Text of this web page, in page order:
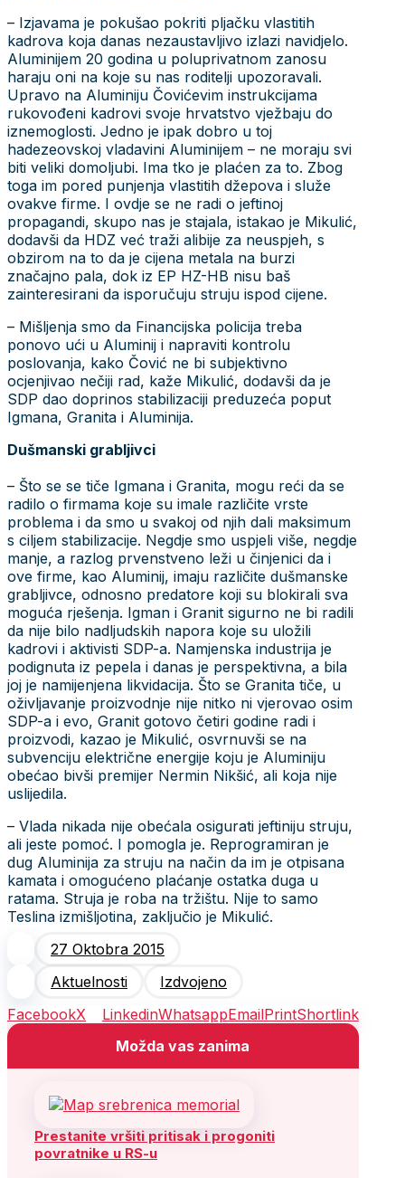
– Izjavama je pokušao pokriti pljačku vlastitih
kadrova koja danas nezaustavljivo izlazi navidjelo.
Aluminijem 20 godina u poluprivatnom zanosu
haraju oni na koje su nas roditelji upozoravali.
Upravo na Aluminiju Čovićevim instrukcijama
rukovođeni kadrovi svoje hrvatstvo vježbaju do
iznemoglosti. Jedno je ipak dobro u toj
hadezeovskoj vladavini Aluminijem – ne moraju svi
biti veliki domoljubi. Ima tko je plaćen za to. Zbog
toga im pored punjenja vlastitih džepova i služe
ovakve firme. I ovdje se ne radi o jeftinoj
propagandi, skupo nas je stajala, istakao je Mikulić,
dodavši da HDZ već traži alibije za neuspjeh, s
obzirom na to da je cijena metala na burzi
značajno pala, dok iz EP HZ-HB nisu baš
zainteresirani da isporučuju struju ispod cijene.
– Mišljenja smo da Financijska policija treba
ponovo ući u Aluminij i napraviti kontrolu
poslovanja, kako Čović ne bi subjektivno
ocjenjivao nečiji rad, kaže Mikulić, dodavši da je
SDP dao doprinos stabilizaciji preduzeća poput
Igmana, Granita i Aluminija.
Dušmanski grabljivci
– Što se se tiče Igmana i Granita, mogu reći da se
radilo o firmama koje su imale različite vrste
problema i da smo u svakoj od njih dali maksimum
s ciljem stabilizacije. Negdje smo uspjeli više, negdje
manje, a razlog prvenstveno leži u činjenici da i
ove firme, kao Aluminij, imaju različite dušmanske
grabljivce, odnosno predatore koji su blokirali sva
moguća rješenja. Igman i Granit sigurno ne bi radili
da nije bilo nadljudskih napora koje su uložili
kadrovi i aktivisti SDP-a. Namjenska industrija je
podignuta iz pepela i danas je perspektivna, a bila
joj je namijenjena likvidacija. Što se Granita tiče, u
oživljavanje proizvodnje nije nitko ni vjerovao osim
SDP-a i evo, Granit gotovo četiri godine radi i
proizvodi, kazao je Mikulić, osvrnuvši se na
subvenciju električne energije koju je Aluminiju
obećao bivši premijer Nermin Nikšić, ali koja nije
uslijedila.
– Vlada nikada nije obećala osigurati jeftiniju struju,
ali jeste pomoć. I pomogla je. Reprogramiran je
dug Aluminija za struju na način da im je otpisana
kamata i omogućeno plaćanje ostatka duga u
ratama. Struja je roba na tržištu. Nije to samo
Teslina izmišljotina, zaključio je Mikulić.
27 Oktobra 2015
Aktuelnosti
Izdvojeno
FacebookX LinkedinWhatsappEmailPrintShortlink
Možda vas zanima
Prestanite vršiti pritisak i progoniti
povratnike u RS-u